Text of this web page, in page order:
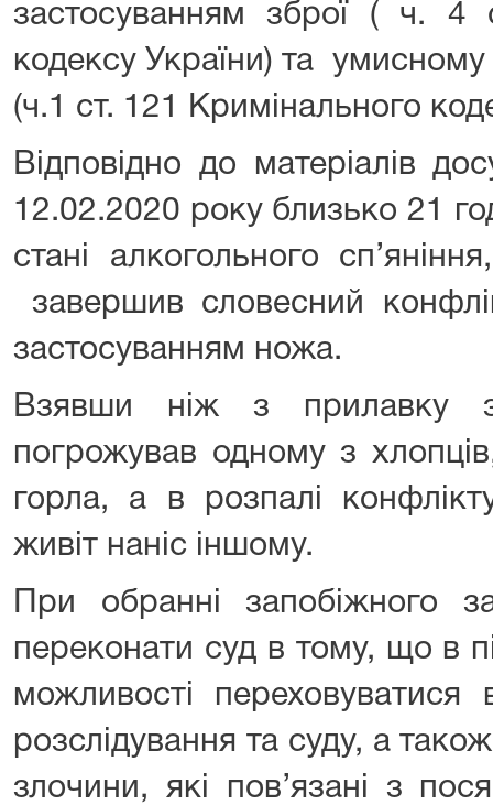
застосуванням зброї ( ч. 4
кодексу України) та
(ч.1 ст. 121 Кримінального
Відповідно до матеріалів
12.02.2020 року близько 21
стані алкогольного
завершив словесний
застосуванням ножа.
Взявши ніж з прилавку
погрожував одному з
горла, а в розпалі
живіт наніс іншому.
При обранні запобіжного
переконати суд в тому, що в
можливості переховуватися
розслідування та суду, а
злочини, які пов’язані з